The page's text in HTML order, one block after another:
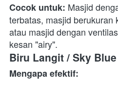
Cocok untuk: Masjid
terbatas, masjid berukuran
atau masjid dengan
kesan "airy".
Biru Langit / Sky Blue
Mengapa efektif: